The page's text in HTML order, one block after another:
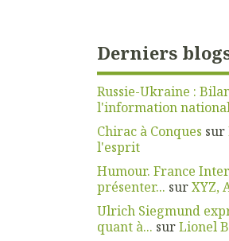
Derniers
Russie-Ukraine :
l'information
Chirac à Conques sur
l'esprit
Humour. France
présenter... surXYZ,
Ulrich Siegmund
quant à... surLionel